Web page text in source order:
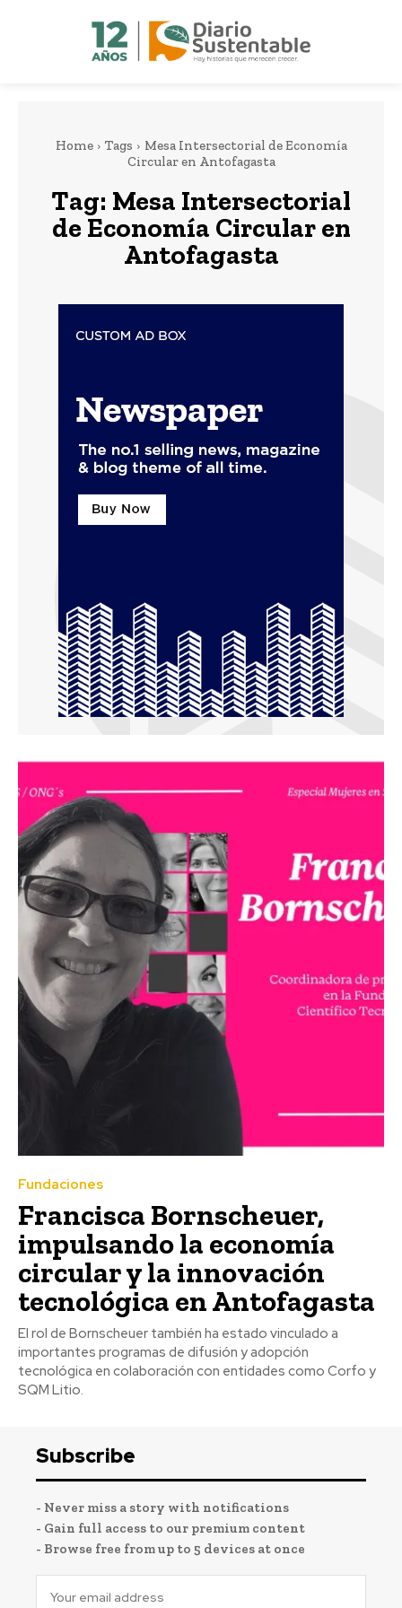
Home Tags
Mesa Intersectorial de Economía
Circular en Antofagasta
Tag: Mesa Intersectorial
de Economía Circular en
Antofagasta
Fundaciones
Francisca Bornscheuer,
impulsando la economía
circular y la innovación
tecnológica en Antofagasta
El rol de Bornscheuer también ha estado vinculado a
importantes programas de difusión y adopción
tecnológica en colaboración con entidades como Corfo y
SQM Litio.
Subscribe
- Never miss a story with notifications
- Gain full access to our premium content
- Browse free from up to 5 devices at once